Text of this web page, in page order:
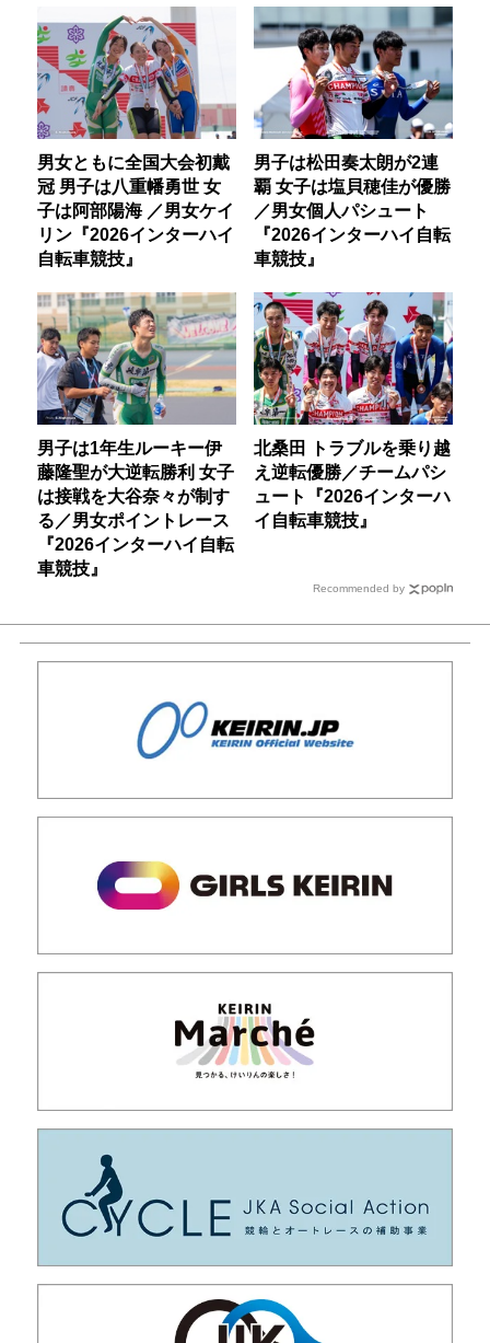
男女ともに全国大会初戴
冠 男子は八重幡勇世 女
子は阿部陽海 ／男女ケイ
リン『2026インターハイ
自転車競技』
男子は松田奏太朗が2連
覇 女子は塩貝穂佳が優勝
／男女個人パシュート
『2026インターハイ自転
車競技』
男子は1年生ルーキー伊
藤隆聖が大逆転勝利 女子
は接戦を大谷奈々が制す
る／男女ポイントレース
『2026インターハイ自転
車競技』
北桑田 トラブルを乗り越
え逆転優勝／チームパシ
ュート『2026インターハ
イ自転車競技』
Recommended by